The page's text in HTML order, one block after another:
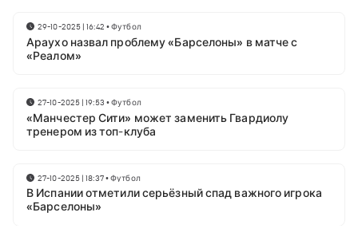
29-10-2025 | 16:42 •Футбол
Араухо назвал проблему «Барселоны» в матче с
«Реалом»
27-10-2025 | 19:53 •Футбол
«Манчестер Сити» может заменить Гвардиолу
тренером из топ-клуба
27-10-2025 | 18:37•Футбол
В Испании отметили серьёзный спад важного игрока
«Барселоны»